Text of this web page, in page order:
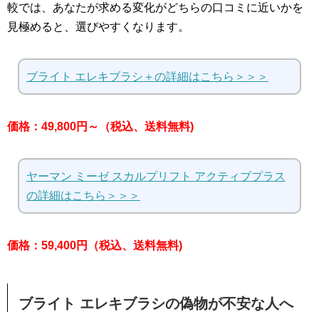
較では、あなたが求める変化がどちらの口コミに近いかを
見極めると、選びやすくなります。
ブライト エレキブラシ＋の詳細はこちら＞＞＞
価格：49,800円～（税込、送料無料)
ヤーマン ミーゼ スカルプリフト アクティブプラス
の詳細はこちら＞＞＞
価格：59,400円（税込、送料無料)
ブライト エレキブラシの偽物が不安な人へ